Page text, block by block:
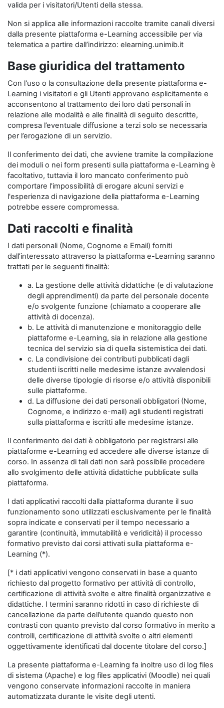
valida per i visitatori/Utenti della stessa.
Non si applica alle informazioni raccolte tramite canali diversi
dalla presente piattaforma e-Learning accessibile per via
telematica a partire dall’indirizzo: elearning.unimib.it
Base giuridica del trattamento
Con l'uso o la consultazione della presente piattaforma e-
Learning i visitatori e gli Utenti approvano esplicitamente e
acconsentono al trattamento dei loro dati personali in
relazione alle modalità e alle finalità di seguito descritte,
compresa l’eventuale diffusione a terzi solo se necessaria
per l’erogazione di un servizio.
Il conferimento dei dati, che avviene tramite la compilazione
dei moduli o nei form presenti sulla piattaforma e-Learning è
facoltativo, tuttavia il loro mancato conferimento può
comportare l'impossibilità di erogare alcuni servizi e
l'esperienza di navigazione della piattaforma e-Learning
potrebbe essere compromessa.
Dati raccolti e finalità
I dati personali (Nome, Cognome e Email) forniti
dall’interessato attraverso la piattaforma e-Learning saranno
trattati per le seguenti finalità:
a. La gestione delle attività didattiche (e di valutazione
degli apprendimenti) da parte del personale docente
e/o svolgente funzione (chiamato a cooperare alle
attività di docenza).
b. Le attività di manutenzione e monitoraggio delle
piattaforme e-Learning, sia in relazione alla gestione
tecnica del servizio sia di quella sistemistica dei dati.
c. La condivisione dei contributi pubblicati dagli
studenti iscritti nelle medesime istanze avvalendosi
delle diverse tipologie di risorse e/o attività disponibili
sulle piattaforme.
d. La diffusione dei dati personali obbligatori (Nome,
Cognome, e indirizzo e-mail) agli studenti registrati
sulla piattaforma e iscritti alle medesime istanze.
Il conferimento dei dati è obbligatorio per registrarsi alle
piattaforme e-Learning ed accedere alle diverse istanze di
corso. In assenza di tali dati non sarà possibile procedere
allo svolgimento delle attività didattiche pubblicate sulla
piattaforma.
I dati applicativi raccolti dalla piattaforma durante il suo
funzionamento sono utilizzati esclusivamente per le finalità
sopra indicate e conservati per il tempo necessario a
garantire (continuità, immutabilità e veridicità) il processo
formativo previsto dai corsi attivati sulla piattaforma e-
Learning (*).
[* i dati applicativi vengono conservati in base a quanto
richiesto dal progetto formativo per attività di controllo,
certificazione di attività svolte e altre finalità organizzative e
didattiche. I termini saranno ridotti in caso di richieste di
cancellazione da parte dell’utente quando questo non
contrasti con quanto previsto dal corso formativo in merito a
controlli, certificazione di attività svolte o altri elementi
oggettivamente identificati dal docente titolare del corso.]
La presente piattaforma e-Learning fa inoltre uso di log files
di sistema (Apache) e log files applicativi (Moodle) nei quali
vengono conservate informazioni raccolte in maniera
automatizzata durante le visite degli utenti.